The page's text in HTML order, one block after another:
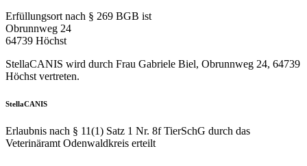
Erfüllungsort nach § 269 BGB ist
Obrunnweg 24
64739 Höchst
StellaCANIS wird durch Frau Gabriele Biel, Obrunnweg 24, 64739
Höchst vertreten.
StellaCANIS
Erlaubnis nach § 11(1) Satz 1 Nr. 8f TierSchG durch das
Veterinäramt Odenwaldkreis erteilt